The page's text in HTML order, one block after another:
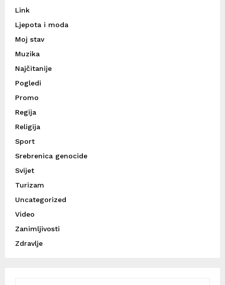
Link
Ljepota i moda
Moj stav
Muzika
Najčitanije
Pogledi
Promo
Regija
Religija
Sport
Srebrenica genocide
Svijet
Turizam
Uncategorized
Video
Zanimljivosti
Zdravlje